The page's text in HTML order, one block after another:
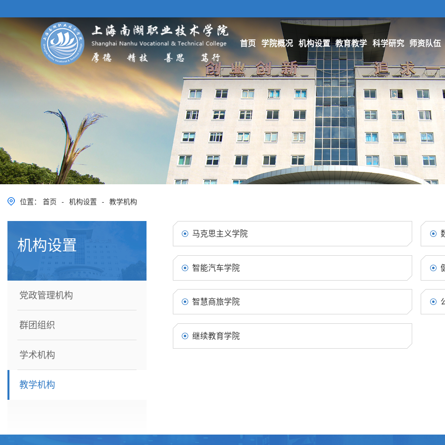
首页 学院概况 机构设置 教育教学 科学研究 师资队伍
位置： 首页 - 机构设置 - 教学机构
机构设置
党政管理机构
群团组织
学术机构
教学机构
马克思主义学院
智能汽车学院
智慧商旅学院
继续教育学院